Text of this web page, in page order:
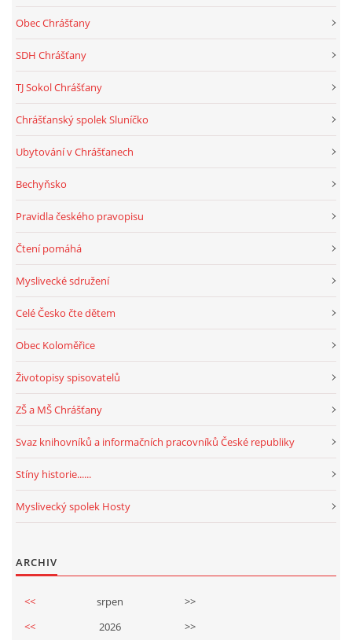
Obec Chrášťany
SDH Chrášťany
TJ Sokol Chrášťany
Chrášťanský spolek Sluníčko
Ubytování v Chrášťanech
Bechyňsko
Pravidla českého pravopisu
Čtení pomáhá
Myslivecké sdružení
Celé Česko čte dětem
Obec Koloměřice
Životopisy spisovatelů
ZŠ a MŠ Chrášťany
Svaz knihovníků a informačních pracovníků České republiky
Stíny historie......
Myslivecký spolek Hosty
ARCHIV
<< srpen
>>
<<
2026
>>